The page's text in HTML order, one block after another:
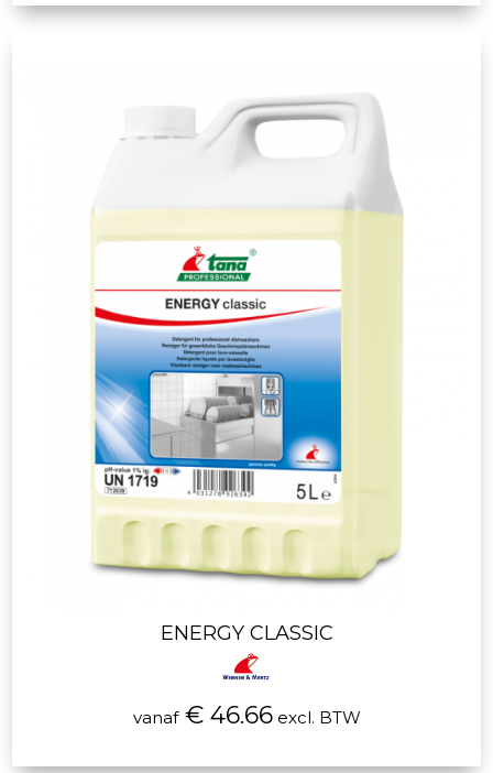
ENERGY CLASSIC
vanaf€ 46.66excl. BTW